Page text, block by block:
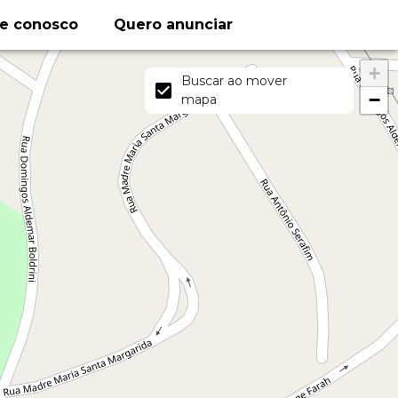
conosco Quero anunciar
+
−
Buscar ao mover
mapa